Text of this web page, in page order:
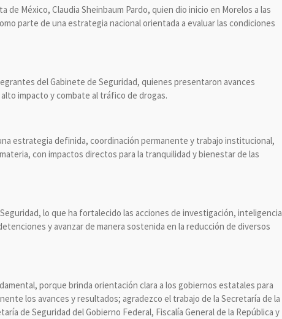
de México, Claudia Sheinbaum Pardo, quien dio inicio en Morelos a las
parte de una estrategia nacional orientada a evaluar las condiciones
del Gabinete de Seguridad, quienes presentaron avances
impacto y combate al tráfico de drogas.
estrategia definida, coordinación permanente y trabajo institucional,
con impactos directos para la tranquilidad y bienestar de las
lo que ha fortalecido las acciones de investigación, inteligencia
y avanzar de manera sostenida en la reducción de diversos
porque brinda orientación clara a los gobiernos estatales para
los avances y resultados; agradezco el trabajo de la Secretaría de la
de Seguridad del Gobierno Federal, Fiscalía General de la República y